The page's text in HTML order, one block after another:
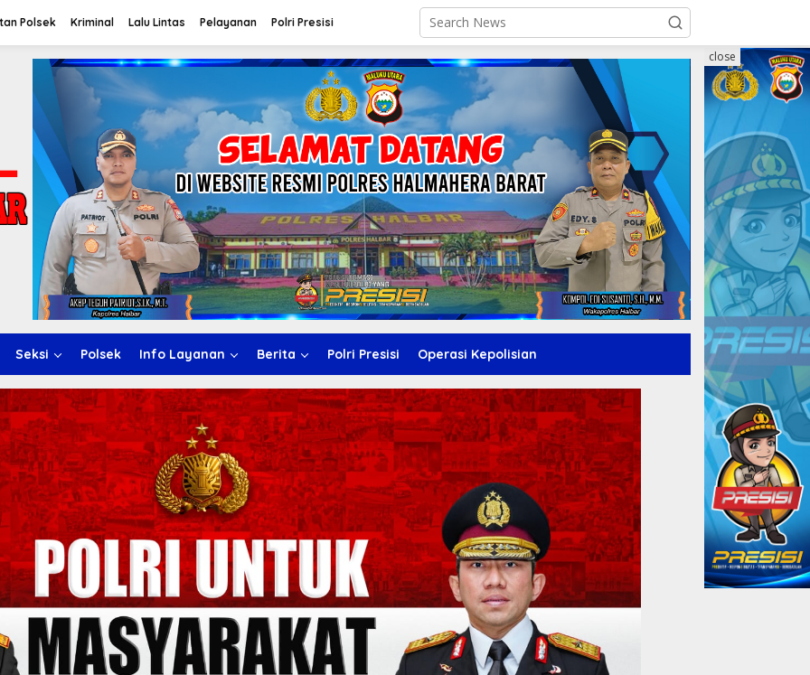
Polsek Kriminal Lalu Lintas Pelayanan Polri Presisi
Seksi Polsek Info Layanan Berita Polri Presisi Operasi Kepolisian
close